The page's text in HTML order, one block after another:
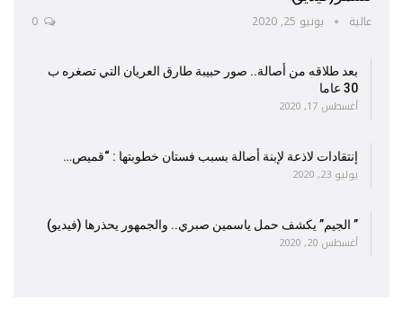
عالية يونيو 25, 2020
بعد طلاقه من أصالة.. صور حبيبة طارق العريان التي تصغره ب
30 عاما
أغسطس 17, 2020
إنتقادات لاذعة لإبنة أصالة بسبب فستان خطوبتها : “قميص…
يوليو 23, 2020
” الجيم” يكشف حمل ياسمين صبري.. والجمهور يحذرها (فيديو)
أغسطس 20, 2020